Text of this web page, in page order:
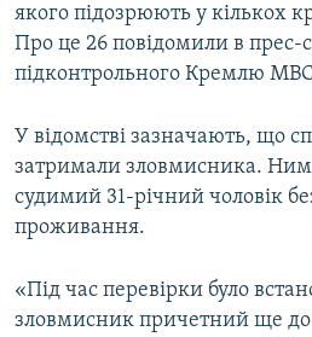
СПЕЦПРОЕКТИ
ДЕПОРТАЦІЯ
СВІДЧЕННЯ ОКУПАЦІЇ
УКРАЇНСЬКА ПРОБЛЕМА КРИМУ
ЯК ОБІЙТИ БЛОКУВАННЯ
Русский
Qırımtatar
якого підозрюють у кількох
Про це 26 повідомили в прес-
підконтрольного Кремлю
У відомстві зазначають, що
затримали зловмисника.
судимий 31-річний чоловік
проживання.
«Під час перевірки було
зловмисник причетний ще до